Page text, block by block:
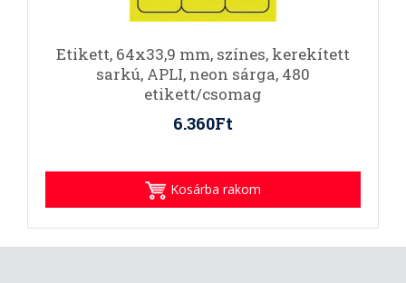
Etikett, 64x33,9 mm, színes, kerekített
sarkú, APLI, neon sárga, 480
etikett/csomag
6.360Ft
Kosárba rakom